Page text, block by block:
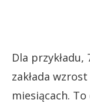
Dla przykładu,
zakłada
miesiącach.